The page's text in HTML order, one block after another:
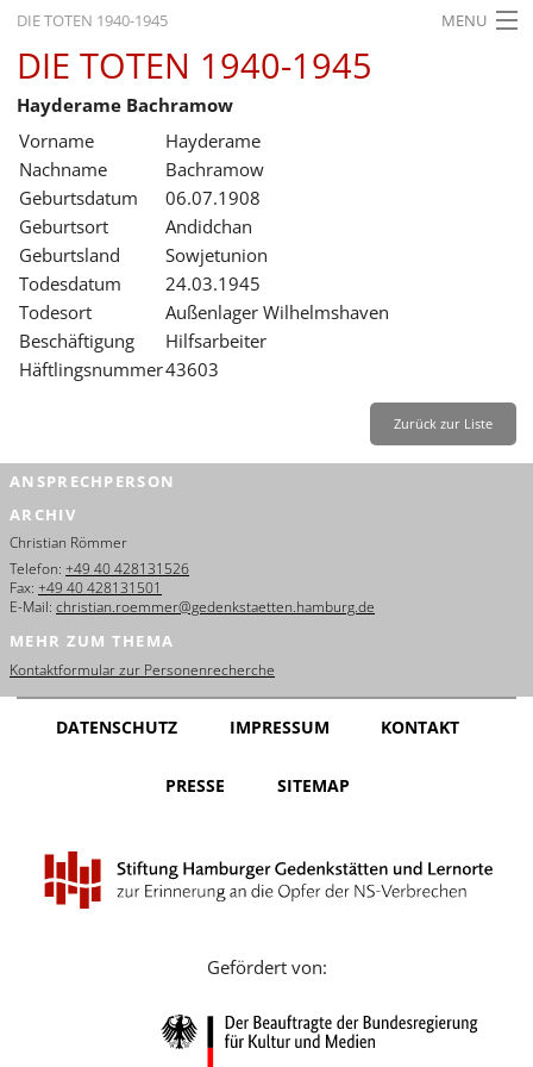
DIE TOTEN 1940-1945 MENU
STARTSEITE
AKTUELLES
AUSSTELLUNGEN
GESCHICHTE
BILDUNG
FORSCHUNG
SERVICE
Français
Dansk
Español
Nederlands
Português
Русский
Leichte Sprache
DIE TOTEN 1940-1945
Hayderame Bachramow
Vorname
Hayderame
Nachname
Bachramow
Geburtsdatum
06.07.1908
Geburtsort
Andidchan
Geburtsland
Sowjetunion
Todesdatum
24.03.1945
Todesort
Außenlager Wilhelmshaven
Beschäftigung
Hilfsarbeiter
Häftlingsnummer43603
Zurück zur Liste
ANSPRECHPERSON
ARCHIV
Christian Römmer
Telefon: +49 40 428131526
Fax: +49 40 428131501
E-Mail: christian.roemmer@gedenkstaetten.hamburg.de
MEHR ZUM THEMA
Kontaktformular zur Personenrecherche
DATENSCHUTZ IMPRESSUM KONTAKT
PRESSE SITEMAP
Gefördert von: